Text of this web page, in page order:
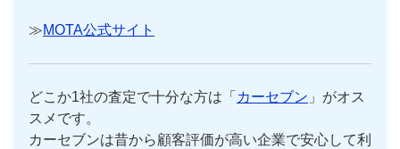
≫MOTA公式サイト
どこか1社の査定で十分な方は「 カーセブン 」がオス
スメです。
カーセブンは昔から顧客評価が高い企業で安心して利